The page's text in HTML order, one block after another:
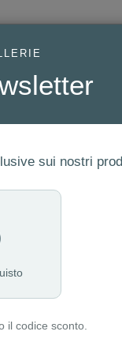
sui nostri
il codice sconto.